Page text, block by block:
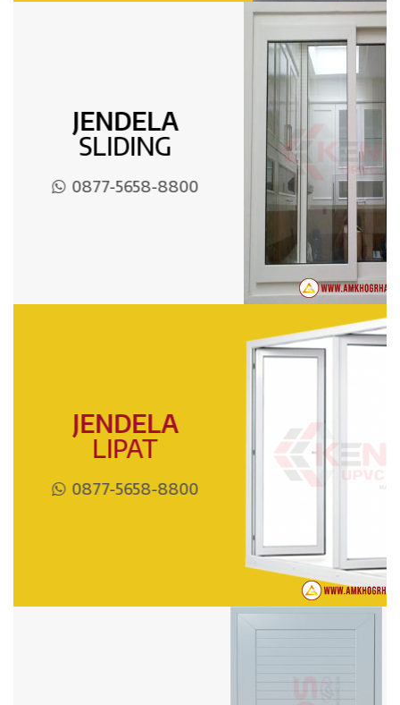
JENDELA
SLIDING
0877-5658-8800
JENDELA
LIPAT
0877-5658-8800